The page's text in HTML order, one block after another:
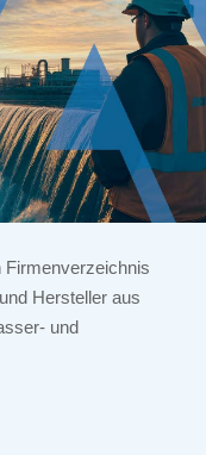
Firmenverzeichnis
Hersteller aus
und